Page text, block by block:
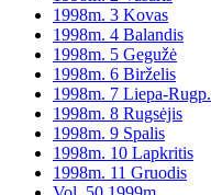
1998m. 3 Kovas
1998m. 4 Balandis
1998m. 5 Gegužė
1998m. 6 Birželis
1998m. 7 Liepa-Rugp.
1998m. 8 Rugsėjis
1998m. 9 Spalis
1998m. 10 Lapkritis
1998m. 11 Gruodis